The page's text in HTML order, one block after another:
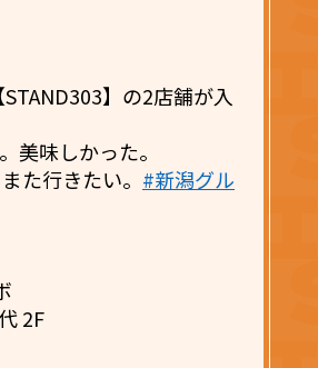
】の2店舗が入
美味しかった。
た行きたい。 #新潟グル
2F